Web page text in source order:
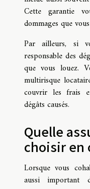
Cette garantie
dommages que
Par ailleurs, si
responsable des
que vous louez.
multirisque
couvrir les frais
dégâts causés.
Quelle
choisir en
Lorsque vous
aussi important